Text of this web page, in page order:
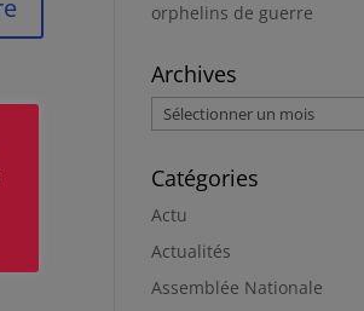
orphelins de guerre
Archives
Archives
Catégories
Actu
Actualités
Assemblée Nationale